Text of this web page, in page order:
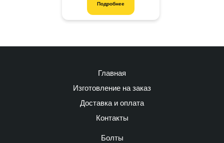
Подробнее
Главная
Изготовление на заказ
Доставка и оплата
Контакты
Болты